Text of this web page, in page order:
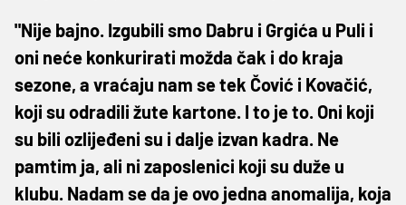
"Nije bajno. Izgubili smo Dabru i Grgića u Puli i
oni neće konkurirati možda čak i do kraja
sezone, a vraćaju nam se tek Čović i Kovačić,
koji su odradili žute kartone. I to je to. Oni koji
su bili ozlijeđeni su i dalje izvan kadra. Ne
pamtim ja, ali ni zaposlenici koji su duže u
klubu. Nadam se da je ovo jedna anomalija, koja